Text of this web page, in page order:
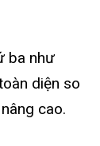
ba như
diện so
cao.